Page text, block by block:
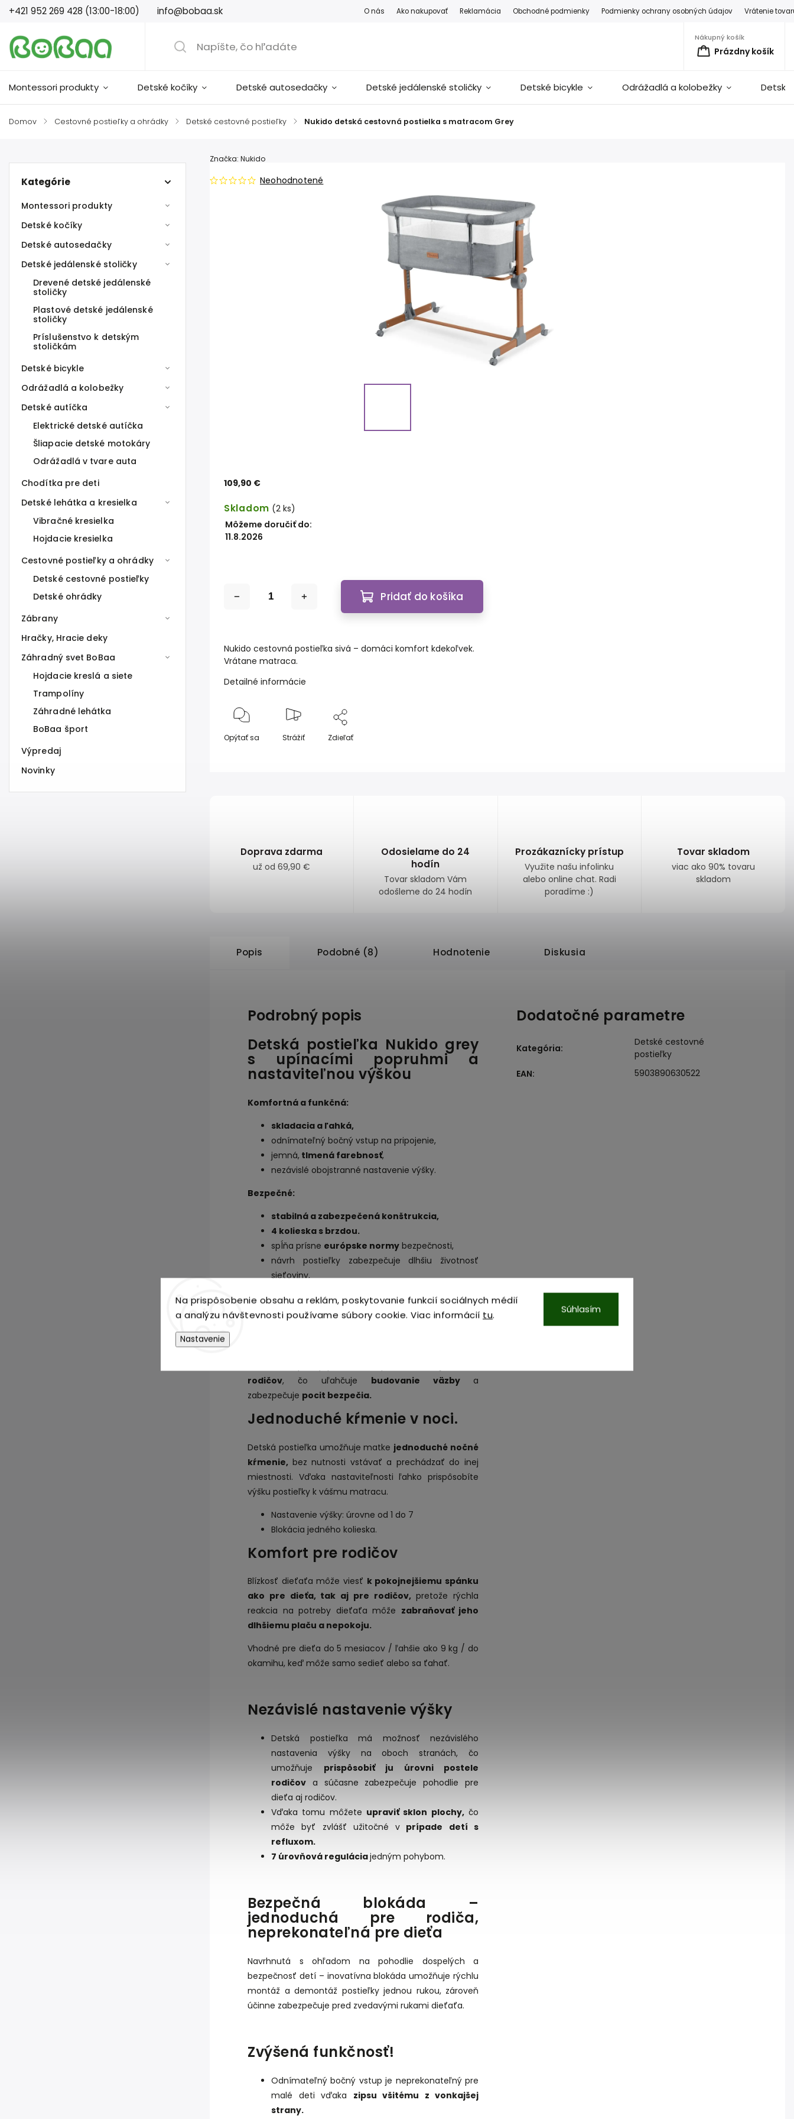
Na prispôsobenie obsahu a reklám, poskytovanie funkcií sociálnych médií
a analýzu návštevnosti používame súbory cookie. Viac informácií tu.
Nastavenie
Súhlasím
+421 952 269 428 (13:00-18:00) info@bobaa.sk O nás Ako nakupovať Reklamácia Obchodné podmienky Podmienky ochrany osobných údajov Vrátenie
Nákupný košík
Prázdny košík
Montessori produkty Detské kočíky Detské autosedačky Detské jedálenské stoličky Detské bicykle Odrážadlá a kolobežky
Domov / Cestovné postieľky a ohrádky / Detské cestovné postieľky / Nukido detská cestovná postielka s matracom Grey
Kategórie
Montessori produkty
Detské kočíky
Detské autosedačky
Detské jedálenské stoličky
Drevené detské jedálenské
stoličky
Plastové detské jedálenské
stoličky
Príslušenstvo k detským
stoličkám
Detské bicykle
Odrážadlá a kolobežky
Detské autíčka
Elektrické detské autíčka
Šliapacie detské motokáry
Odrážadlá v tvare auta
Chodítka pre deti
Detské lehátka a kresielka
Vibračné kresielka
Hojdacie kresielka
Cestovné postieľky a ohrádky
Detské cestovné postieľky
Detské ohrádky
Zábrany
Hračky, Hracie deky
Záhradný svet BoBaa
Hojdacie kreslá a siete
Trampolíny
Záhradné lehátka
BoBaa šport
Výpredaj
Novinky
Neohodnotené
Značka: Nukido
109,90 €
Skladom (2 ks)
Môžeme doručiť do:
11.8.2026
Pridať do košíka
Nukido cestovná postieľka sivá – domáci komfort kdekoľvek.
Vrátane matraca.
Detailné informácie
Opýtať sa Strážiť Zdieľať
Doprava zdarma
už od 69,90 €
Odosielame do 24
hodín
Tovar skladom Vám
odošleme do 24 hodín
Prozákaznícky prístup
Využite našu infolinku
alebo online chat. Radi
poradíme :)
Tovar skladom
viac ako 90% tovaru
skladom
Popis Podobné (8) Hodnotenie Diskusia
Podrobný popis
Detská postieľka Nukido grey
s upínacími popruhmi a
nastaviteľnou výškou
Komfortná a funkčná:
skladacia a ľahká,
odnímateľný bočný vstup na pripojenie,
jemná, tlmená farebnosť,
nezávislé obojstranné nastavenie výšky.
Bezpečné:
stabilná a zabezpečená konštrukcia,
4 kolieska s brzdou.
spĺňa prísne európske normy bezpečnosti,
návrh postieľky zabezpečuje dlhšiu životnosť
sieťoviny,
Nutnosť v prvých mesiacoch života! Bezpečnosť a
rodičov, čo uľahčuje budovanie väzby
a
zabezpečuje pocit bezpečia.
Jednoduché kŕmenie v noci.
Detská postieľka umožňuje matke jednoduché nočné
kŕmenie, bez nutnosti vstávať a prechádzať do inej
miestnosti. Vďaka nastaviteľnosti ľahko prispôsobíte
výšku postieľky k vášmu matracu.
Nastavenie výšky: úrovne od 1 do 7
Blokácia jedného kolieska.
Komfort pre rodičov
Blízkosť dieťaťa môže viesť k pokojnejšiemu spánku
ako pre dieťa, tak aj pre rodičov, pretože rýchla
reakcia na potreby dieťaťa môže zabraňovať jeho
dlhšiemu plaču a nepokoju.
Vhodné pre dieťa do 5 mesiacov / ľahšie ako 9 kg / do
okamihu, keď môže samo sedieť alebo sa ťahať.
Nezávislé nastavenie výšky
Detská postieľka má možnosť nezávislého
nastavenia výšky na oboch stranách, čo
umožňuje
prispôsobiť ju úrovni postele
rodičov a súčasne zabezpečuje pohodlie pre
dieťa aj rodičov.
Vďaka tomu môžete upraviť sklon plochy, čo
môže byť zvlášť užitočné v prípade detí s
refluxom.
7 úrovňová reguláciajedným pohybom.
Bezpečná blokáda –
jednoduchá pre rodiča,
neprekonateľná pre dieťa
Navrhnutá s ohľadom na pohodlie dospelých a
bezpečnosť detí – inovatívna blokáda umožňuje rýchlu
montáž a demontáž postieľky jednou rukou, zároveň
účinne zabezpečuje pred zvedavými rukami dieťaťa.
Zvýšená funkčnosť!
Odnímateľný bočný vstup je neprekonateľný pre
malé deti vďaka
zipsu všitému z vonkajšej
strany.
Dodatočné parametre
Kategória:
Detské cestovné
postieľky
EAN: 5903890630522